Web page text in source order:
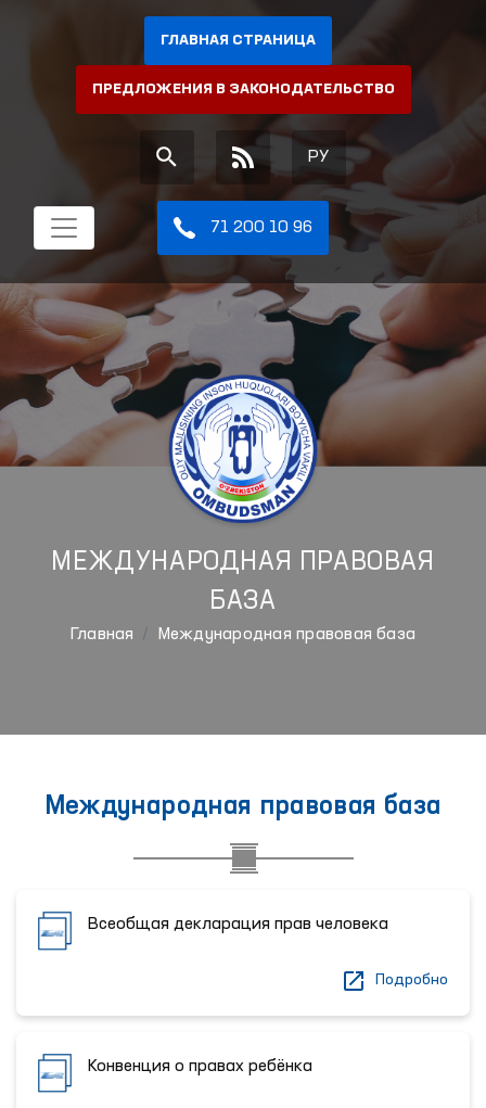
ГЛАВНАЯ СТРАНИЦА
ПРЕДЛОЖЕНИЯ В ЗАКОНОДАТЕЛЬСТВО
РУ
71 200 10 96
МЕЖДУНАРОДНАЯ ПРАВОВАЯ
БАЗА
Главная Международная правовая база
Международная правовая база
Всеобщая декларация прав человека
Подробно
Конвенция о правах ребёнка